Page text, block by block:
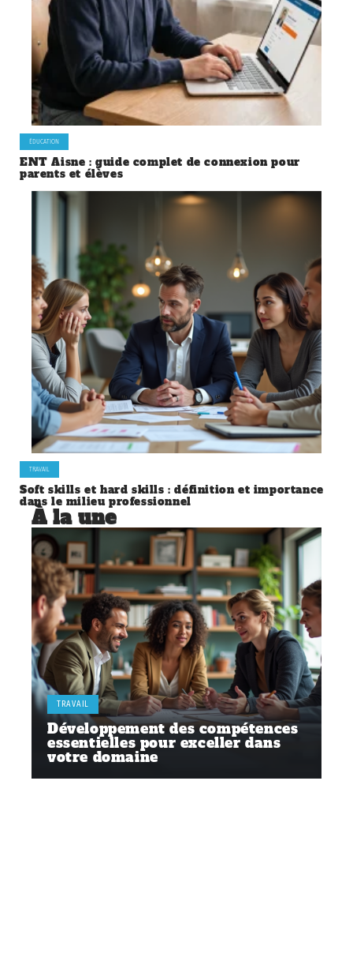
ÉDUCATION
ENT Aisne : guide complet de connexion pour
parents et élèves
TRAVAIL
Soft skills et hard skills : définition et importance
dans le milieu professionnel
À la une
TRAVAIL
Développement des compétences
essentielles pour exceller dans
votre domaine